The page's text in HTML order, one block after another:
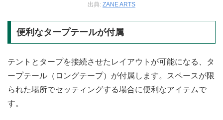
出典: ZANE ARTS
便利なタープテールが付属
テントとタープを接続させたレイアウトが可能になる、タ
ープテール（ロングテープ）が付属します。スペースが限
られた場所でセッティングする場合に便利なアイテムで
す。